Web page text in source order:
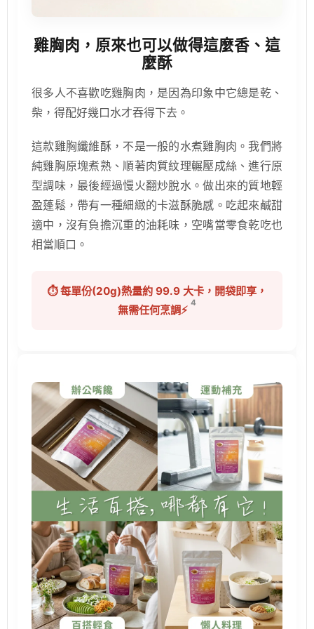
雞胸肉，原來也可以做得這麼香、這
麼酥
很多人不喜歡吃雞胸肉，是因為印象中它總是乾、
柴，得配好幾口水才吞得下去。
這款雞胸纖維酥，不是一般的水煮雞胸肉。我們將
純雞胸原塊煮熟、順著肉質紋理輾壓成絲、進行原
型調味，最後經過慢火翻炒脫水。做出來的質地輕
盈蓬鬆，帶有一種細緻的卡滋酥脆感。吃起來鹹甜
適中，沒有負擔沉重的油耗味，空嘴當零食乾吃也
相當順口。
⏱️ 每單份(20g)熱量約 99.9 大卡，開袋即享，
無需任何烹調⚡
4